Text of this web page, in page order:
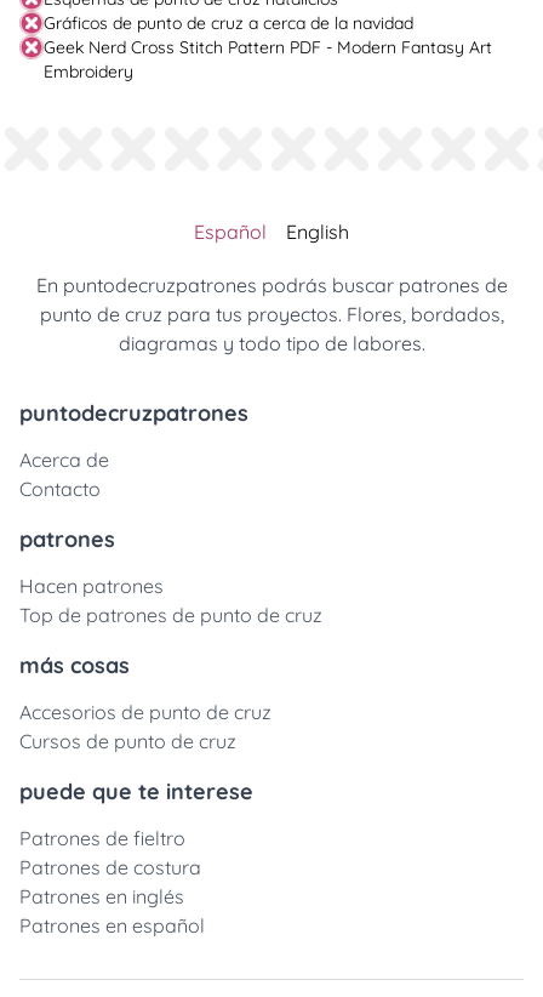
Gráficos de punto de cruz a cerca de la navidad
Geek Nerd Cross Stitch Pattern PDF - Modern Fantasy Art
Embroidery
Español English
En puntodecruzpatrones podrás buscar patrones de
punto de cruz para tus proyectos. Flores, bordados,
diagramas y todo tipo de labores.
puntodecruzpatrones
Acerca de
Contacto
patrones
Hacen patrones
Top de patrones de punto de cruz
más cosas
Accesorios de punto de cruz
Cursos de punto de cruz
puede que te interese
Patrones de fieltro
Patrones de costura
Patrones en inglés
Patrones en español